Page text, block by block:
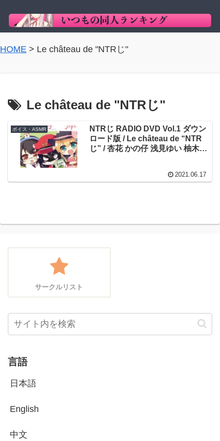
HOME > Le château de "NTRじ"
Le château de "NTRじ"
ボイス・ASMR
NTRじ RADIO DVD Vol.1 ダウン
ロード版 / Le château de “NTR
じ” / 杏花 かの仔 浅見ゆい 柚木朱
2021.06.17
サークルリスト
言語
日本語
English
中文